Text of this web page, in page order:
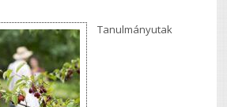
Tanulmányutak